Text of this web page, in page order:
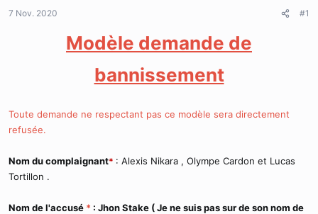
e
s
s
o
n
7 Nov. 2020 #1
Modèle demande de
bannissement
Toute demande ne respectant pas ce modèle sera directement
refusée.
Nom du complaignant* : Alexis Nikara , Olympe Cardon et Lucas
Tortillon .
Nom de l'accusé * : Jhon Stake ( Je ne suis pas sur de son nom de